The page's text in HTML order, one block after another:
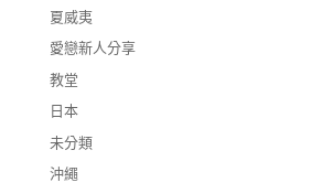
夏威夷
愛戀新人分享
教堂
日本
未分類
沖繩